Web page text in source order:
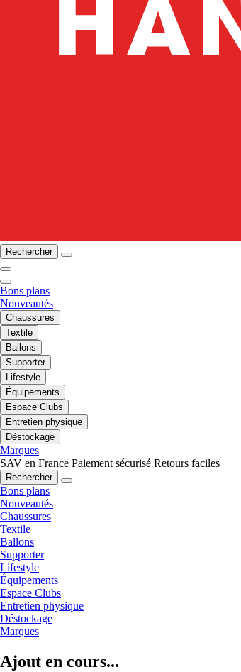
Rechercher
Bons plans
Nouveautés
Chaussures
Textile
Ballons
Supporter
Lifestyle
Équipements
Espace Clubs
Entretien physique
Déstockage
Marques
SAV en France Paiement sécurisé Retours faciles
Rechercher
Bons plans
Nouveautés
Chaussures
Textile
Ballons
Supporter
Lifestyle
Équipements
Espace Clubs
Entretien physique
Déstockage
Marques
Ajout en cours...